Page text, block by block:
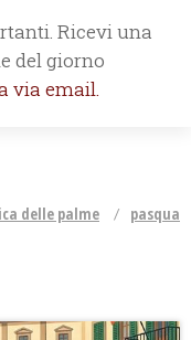
Ricevi una
del giorno
via email.
delle palme
pasqua